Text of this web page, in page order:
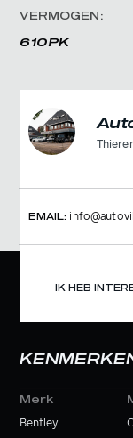
VERMOGEN:
610PK
EMAIL:
IK HEB
Merk
Bentley